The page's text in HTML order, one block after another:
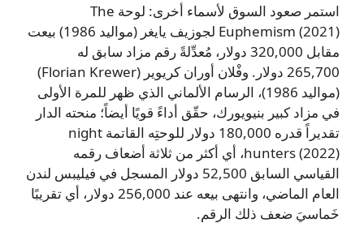
استمر صعود السوق لأسماء أخرى: لوحة The
Euphemism (2021) لجوزيف يايغر (مواليد 1986) بيعت
مقابل 320,000 دولار، مُعدِّلةً رقم مزاد سابق له
265,700 دولار. وفْلان أوران كريوير (Florian Krewer)
(مواليد 1986)، الرسام الألماني الذي ظهر للمرة الأولى
في مزاد كبير بنيويورك، حقّق أداءً قويًا أيضاً؛ منحته الدار
تقديراً قدره 180,000 دولار للوحتِه القاتمة night
hunters (2022)، أي أكثر من ثلاثة أضعاف رقمه
القياسي السابق 52,500 دولار المسجل في فيليبس لندن
العام الماضي، وانتهى بيعه عند 256,000 دولار، أي تقريبًا
خَماسيَ ضعف ذلك الرقم.